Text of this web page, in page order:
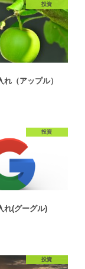
投資
（アップル）
投資
れ(グーグル)
投資